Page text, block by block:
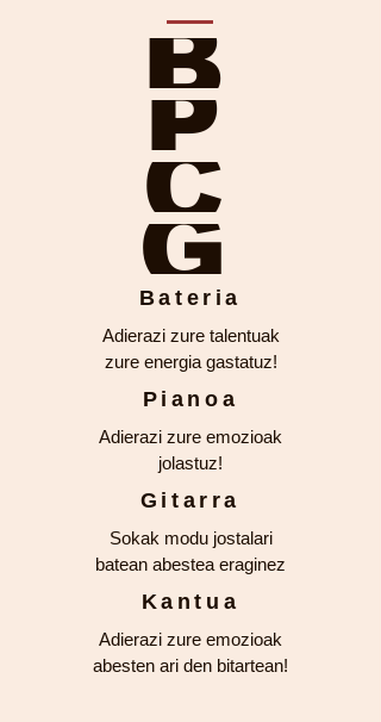
B
P
C
G
Bateria
Adierazi zure talentuak
zure energia gastatuz!
Pianoa
Adierazi zure emozioak
jolastuz!
Gitarra
Sokak modu jostalari
batean abestea eraginez
Kantua
Adierazi zure emozioak
abesten ari den bitartean!